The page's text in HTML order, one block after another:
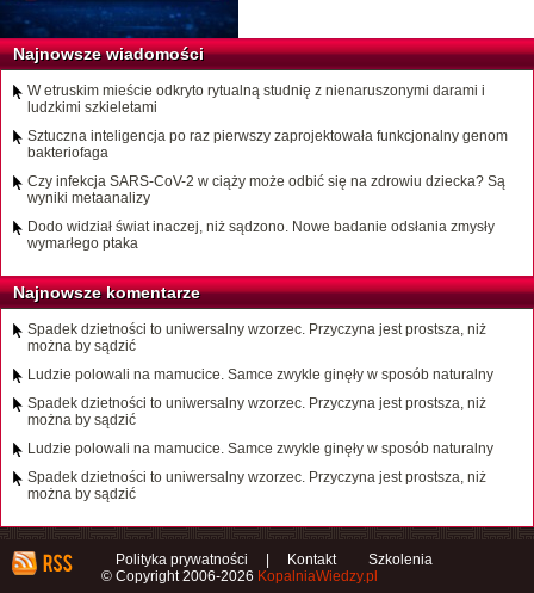
Najnowsze wiadomości
W etruskim mieście odkryto rytualną studnię z nienaruszonymi darami i
ludzkimi szkieletami
Sztuczna inteligencja po raz pierwszy zaprojektowała funkcjonalny genom
bakteriofaga
Czy infekcja SARS-CoV-2 w ciąży może odbić się na zdrowiu dziecka? Są
wyniki metaanalizy
Dodo widział świat inaczej, niż sądzono. Nowe badanie odsłania zmysły
wymarłego ptaka
Najnowsze komentarze
Spadek dzietności to uniwersalny wzorzec. Przyczyna jest prostsza, niż
można by sądzić
Ludzie polowali na mamucice. Samce zwykle ginęły w sposób naturalny
Spadek dzietności to uniwersalny wzorzec. Przyczyna jest prostsza, niż
można by sądzić
Ludzie polowali na mamucice. Samce zwykle ginęły w sposób naturalny
Spadek dzietności to uniwersalny wzorzec. Przyczyna jest prostsza, niż
można by sądzić
Polityka prywatności Kontakt
Szkolenia
© Copyright 2006-2026 KopalniaWiedzy.pl